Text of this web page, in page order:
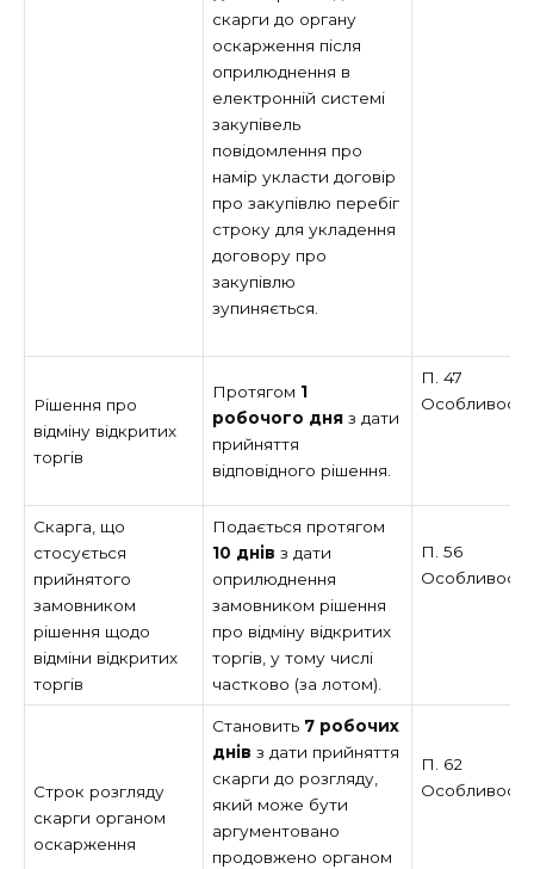
скарги до органу
оскарження після
оприлюднення в
електронній системі
закупівель
повідомлення про
намір укласти договір
про закупівлю перебіг
строку для укладення
договору про
закупівлю
зупиняється.
Рішення про
відміну відкритих
торгів
Протягом 1
робочого дня з дати
прийняття
відповідного рішення.
П. 47
Скарга, що
стосується
прийнятого
замовником
рішення щодо
відміни відкритих
торгів
Подається протягом
10 днів з дати
оприлюднення
замовником рішення
про відміну відкритих
торгів, у тому числі
частково (за лотом).
П. 56
Строк розгляду
скарги органом
оскарження
Становить 7 робочих
днів з дати прийняття
скарги до розгляду,
який може бути
аргументовано
продовжено органом
П. 62